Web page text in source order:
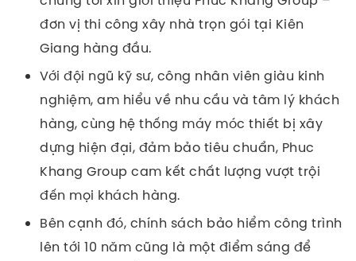
đơn vị thi công xây nhà trọn gói tại Kiên
Giang hàng đầu.
Với đội ngũ kỹ sư, công nhân viên giàu kinh
nghiệm, am hiểu về nhu cầu và tâm lý khách
hàng, cùng hệ thống máy móc thiết bị xây
dựng hiện đại, đảm bảo tiêu chuẩn, Phuc
Khang Group cam kết chất lượng vượt trội
đến mọi khách hàng.
Bên cạnh đó, chính sách bảo hiểm công trình
lên tới 10 năm cũng là một điểm sáng để